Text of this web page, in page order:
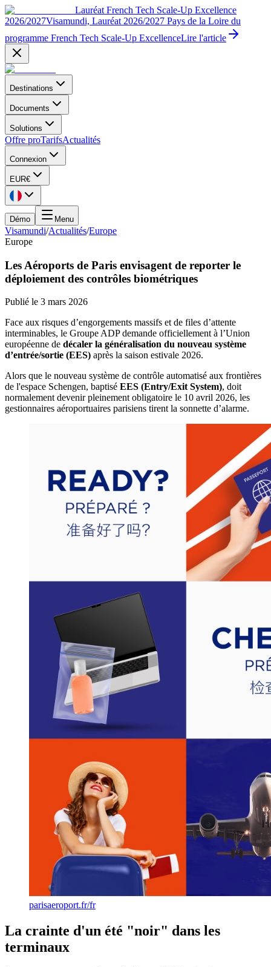
Lauréat French Tech Scale-Up Excellence
2026/2027Visamundi, Lauréat 2026/2027 Pays de la Loire du
programme French Tech Scale-Up ExcellenceLire l'article
Destinations
Documents
Solutions
Offre proTarifsActualités
Connexion
EUR€
Démo Menu
Visamundi/Actualités/Europe
Europe
Les Aéroports de Paris envisagent de reporter le
déploiement des contrôles biométriques
Publié le 3 mars 2026
Face aux risques d’engorgements massifs et de files d’attente
interminables, le Groupe ADP demande officiellement à l’Union
européenne de décaler la généralisation du nouveau système
d’entrée/sortie (EES) après la saison estivale 2026.
Alors que le nouveau système de contrôle automatisé aux frontières
de l'espace Schengen, baptisé EES (Entry/Exit System), doit
normalement devenir pleinement obligatoire le 10 avril 2026, les
gestionnaires aéroportuaires parisiens tirent la sonnette d’alarme.
parisaeroport.fr/fr
La crainte d'un été "noir" dans les
terminaux